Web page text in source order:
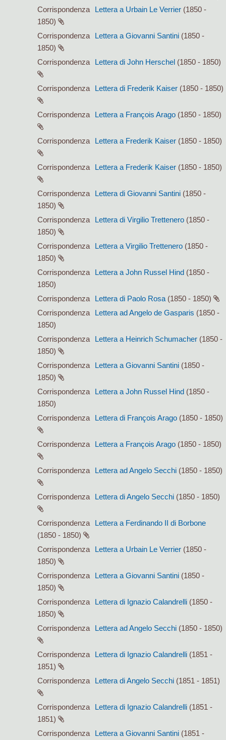
Corrispondenza
Lettera a Urbain Le Verrier (1850 -
1850)
Corrispondenza
Lettera a Giovanni Santini (1850 -
1850)
Corrispondenza
Lettera di John Herschel (1850 - 1850)
Corrispondenza Lettera di Frederik Kaiser (1850 - 1850)
Corrispondenza Lettera a François Arago (1850 - 1850)
Corrispondenza Lettera a Frederik Kaiser (1850 - 1850)
Corrispondenza Lettera a Frederik Kaiser (1850 - 1850)
Corrispondenza Lettera di Giovanni Santini (1850 -
1850)
Corrispondenza
Lettera di Virgilio Trettenero (1850 -
1850)
Corrispondenza
Lettera a Virgilio Trettenero (1850 -
1850)
Corrispondenza
Lettera a John Russel Hind (1850 -
1850)
Corrispondenza
Lettera di Paolo Rosa (1850 - 1850)
Corrispondenza
Lettera ad Angelo de Gasparis (1850 -
1850)
Corrispondenza
Lettera a Heinrich Schumacher (1850 -
1850)
Corrispondenza
Lettera a Giovanni Santini (1850 -
1850)
Corrispondenza
Lettera a John Russel Hind (1850 -
1850)
Corrispondenza
Lettera di François Arago (1850 - 1850)
Corrispondenza Lettera a François Arago (1850 - 1850)
Corrispondenza Lettera ad Angelo Secchi (1850 - 1850)
Corrispondenza Lettera di Angelo Secchi (1850 - 1850)
Corrispondenza
Lettera a Ferdinando II di Borbone
(1850 - 1850)
Corrispondenza
Lettera a Urbain Le Verrier (1850 -
1850)
Corrispondenza
Lettera a Giovanni Santini (1850 -
1850)
Corrispondenza
Lettera di Ignazio Calandrelli (1850 -
1850)
Corrispondenza
Lettera ad Angelo Secchi (1850 - 1850)
Corrispondenza Lettera di Ignazio Calandrelli (1851 -
1851)
Corrispondenza
Lettera di Angelo Secchi (1851 - 1851)
Corrispondenza Lettera di Ignazio Calandrelli (1851 -
1851)
Corrispondenza
Lettera a Giovanni Santini (1851 -